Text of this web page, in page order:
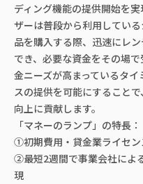
ディング機能の提供開始を
ザーは普段から利用してい
品を購入する際、迅速にレ
でき、必要な資金をその場
金ニーズが高まっているタ
スの提供を可能にすること
向上に貢献します。
「マネーのランプ」の特長：
①初期費用・貸金業ライセ
②最短2週間で事業会社によ
現